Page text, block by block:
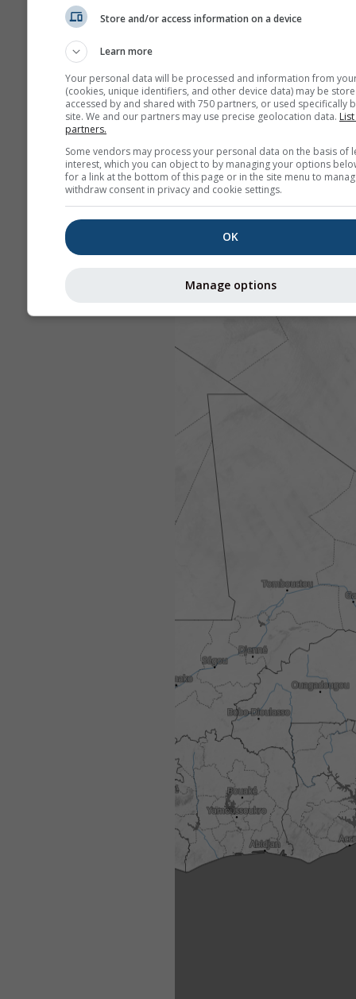
Store and/or access information on a device
Learn more
Your personal data will be processed and information from
(cookies, unique identifiers, and other device data) may be
accessed by and shared with 750 partners, or used specifically
site. We and our partners may use precise geolocation data.
partners.
Some vendors may process your personal data on the basis of
interest, which you can object to by managing your options
for a link at the bottom of this page or in the site menu to
withdraw consent in privacy and cookie settings.
OK
Manage options